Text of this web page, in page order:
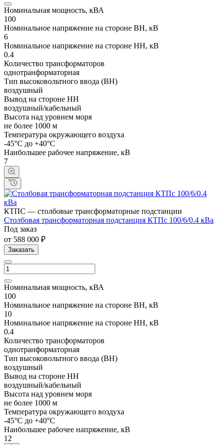
Номинальная мощность, кВА
100
Номинальное напряжение на стороне ВН, кВ
6
Номинальное напряжение на стороне НН, кВ
0.4
Количество трансформаторов
однотранформаторная
Тип высоковольтного ввода (ВН)
воздушный
Вывод на стороне НН
воздушный/кабельный
Высота над уровнем моря
не более 1000 м
Температура окружающего воздуха
-45°С до +40°С
Наибольшее рабочее напряжение, кВ
7
КТПС — столбовые трансформаторные подстанции
Cтолбовая трансформаторная подстанция КТПc 100/6/0.4 кВа
Под заказ
от 588 000 ₽
Заказать
Номинальная мощность, кВА
100
Номинальное напряжение на стороне ВН, кВ
10
Номинальное напряжение на стороне НН, кВ
0.4
Количество трансформаторов
однотранформаторная
Тип высоковольтного ввода (ВН)
воздушный
Вывод на стороне НН
воздушный/кабельный
Высота над уровнем моря
не более 1000 м
Температура окружающего воздуха
-45°С до +40°С
Наибольшее рабочее напряжение, кВ
12